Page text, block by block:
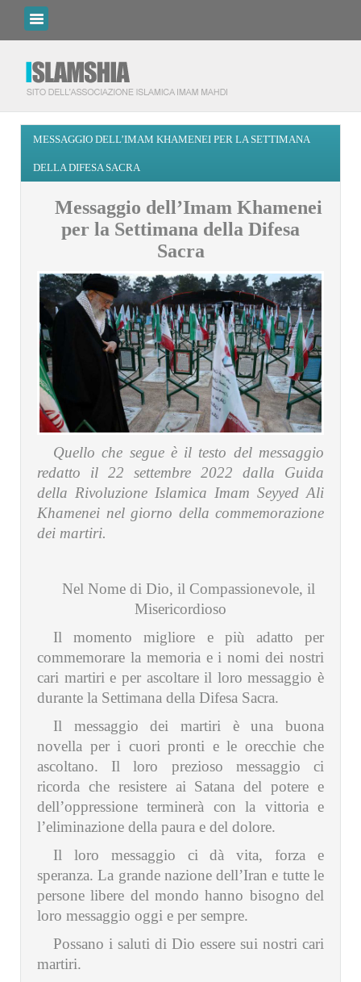
MESSAGGIO DELL’IMAM KHAMENEI PER LA SETTIMANA
DELLA DIFESA SACRA
Messaggio dell’Imam Khamenei
per la Settimana della Difesa
Sacra
Quello che segue è il testo del messaggio
redatto il 22 settembre 2022 dalla Guida
della Rivoluzione Islamica Imam Seyyed Ali
Khamenei nel giorno della commemorazione
dei martiri.
Nel Nome di Dio, il Compassionevole, il
Misericordioso
Il momento migliore e più adatto per
commemorare la memoria e i nomi dei nostri
cari martiri e per ascoltare il loro messaggio è
durante la Settimana della Difesa Sacra.
Il messaggio dei martiri è una buona
novella per i cuori pronti e le orecchie che
ascoltano. Il loro prezioso messaggio ci
ricorda che resistere ai Satana del potere e
dell’oppressione terminerà con la vittoria e
l’eliminazione della paura e del dolore.
Il loro messaggio ci dà vita, forza e
speranza. La grande nazione dell’Iran e tutte le
persone libere del mondo hanno bisogno del
loro messaggio oggi e per sempre.
Possano i saluti di Dio essere sui nostri cari
martiri.